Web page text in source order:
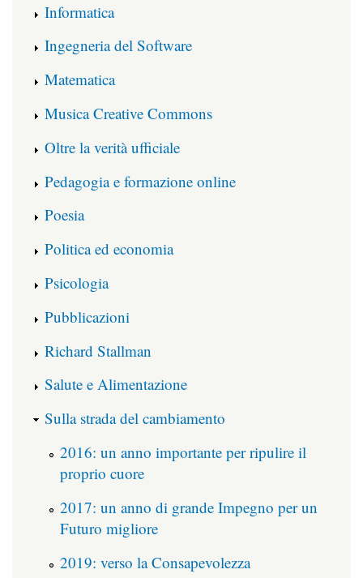
Informatica
Ingegneria del Software
Matematica
Musica Creative Commons
Oltre la verità ufficiale
Pedagogia e formazione online
Poesia
Politica ed economia
Psicologia
Pubblicazioni
Richard Stallman
Salute e Alimentazione
Sulla strada del cambiamento
2016: un anno importante per ripulire il
proprio cuore
2017: un anno di grande Impegno per un
Futuro migliore
2019: verso la Consapevolezza